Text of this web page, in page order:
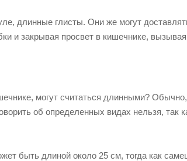
длинные глисты. Они же могут
и закрывая просвет в кишечнике,
могут считаться длинными?
об определенных видах нельзя, так
быть длиной около 25 см, тогда как